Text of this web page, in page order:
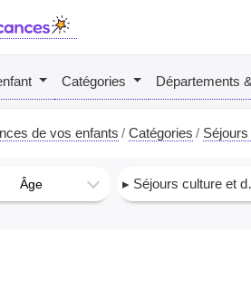
Catégories Départements
de vos enfants Catégories
Âge ▸ Séjours culture et découverte